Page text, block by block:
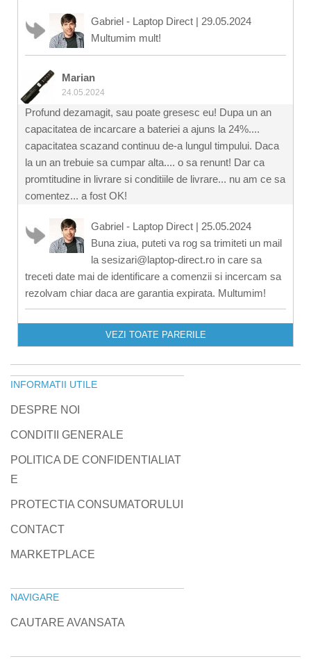
Gabriel - Laptop Direct | 29.05.2024
Multumim mult!
Marian
24.05.2024
Profund dezamagit, sau poate gresesc eu! Dupa un an
capacitatea de incarcare a bateriei a ajuns la 24%....
capacitatea scazand continuu de-a lungul timpului. Daca
la un an trebuie sa cumpar alta.... o sa renunt! Dar ca
promtitudine in livrare si conditiile de livrare... nu am ce sa
comentez... a fost OK!
Gabriel - Laptop Direct | 25.05.2024
Buna ziua, puteti va rog sa trimiteti un mail
la sesizari@laptop-direct.ro in care sa
treceti date mai de identificare a comenzii si incercam sa
rezolvam chiar daca are garantia expirata. Multumim!
VEZI TOATE PARERILE
INFORMATII UTILE
DESPRE NOI
CONDITII GENERALE
POLITICA DE CONFIDENTIALIAT
E
PROTECTIA CONSUMATORULUI
CONTACT
MARKETPLACE
NAVIGARE
CAUTARE AVANSATA